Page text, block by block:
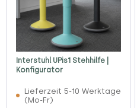
Interstuhl UPis1 Stehhilfe |
Konfigurator
Lieferzeit 5-10 Werktage
(Mo-Fr)